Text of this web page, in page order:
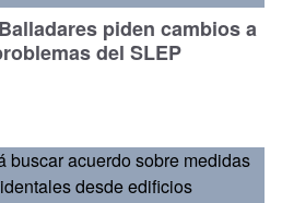
piden cambios a
del SLEP